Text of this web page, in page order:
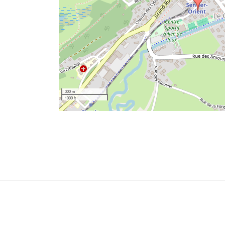
300 m
1000 ft